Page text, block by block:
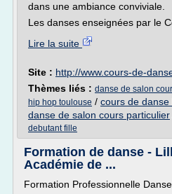
dans une ambiance conviviale.
Les danses enseignées par le
Lire la suite
Site : http://www.cours-de-
Thèmes liés : danse de salon
hip hop toulouse / cours de
danse de salon cours particulier
debutant fille
Formation de danse -
Académie de ...
Formation Professionnelle